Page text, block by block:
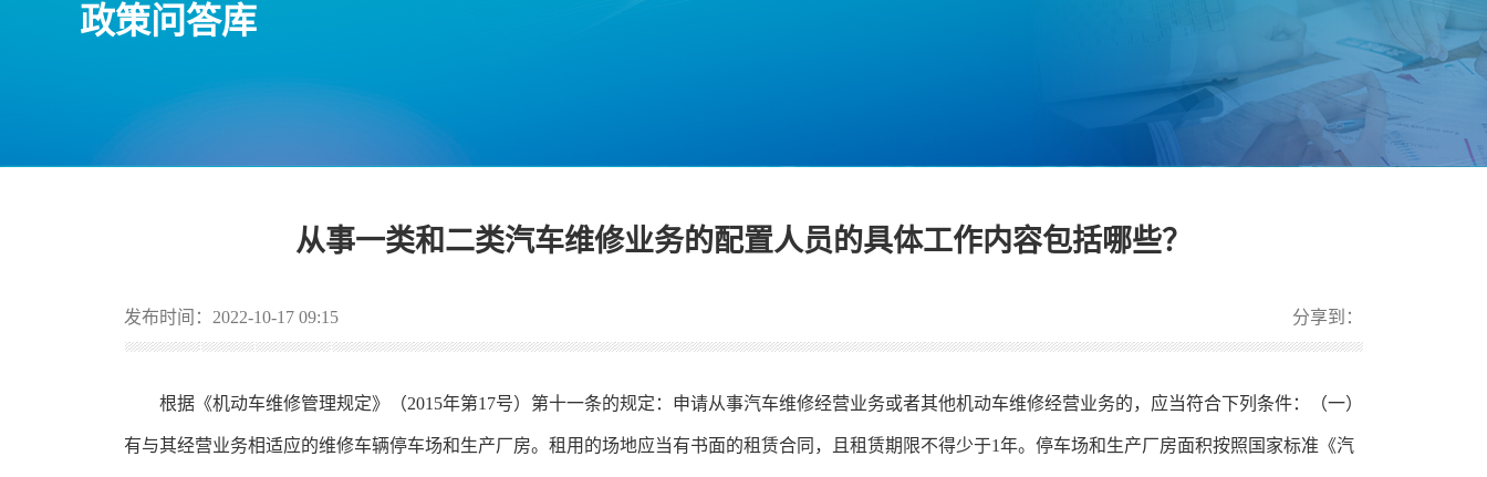
政策问答库
从事一类和二类汽车维修业务的配置人员的具体工作内容包括哪些？
发布时间：2022-10-17 09:15 分享到：
根据《机动车维修管理规定》（2015年第17号）第十一条的规定：申请从事汽车维修经营业务或者其他机动车维修经营业务的，应当符合下列条件：（一）
有与其经营业务相适应的维修车辆停车场和生产厂房。租用的场地应当有书面的租赁合同，且租赁期限不得少于1年。停车场和生产厂房面积按照国家标准《汽